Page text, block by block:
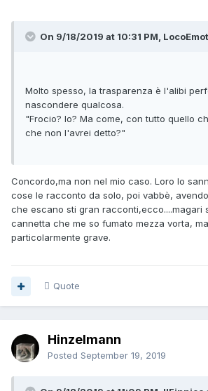
On 9/18/2019 at 10:31 PM,
Molto spesso, la trasparenza è l'alibi
nascondere qualcosa.
"Frocio? Io? Ma come, con tutto quello
che non l'avrei detto?"
Concordo,ma non nel mio caso. Loro lo
cose le racconto da solo, poi vabbè,
che escano sti gran racconti,ecco....magari
cannetta che me so fumato mezza vorta,
particolarmente grave.
Quote
Hinzelmann
Posted September 19, 2019